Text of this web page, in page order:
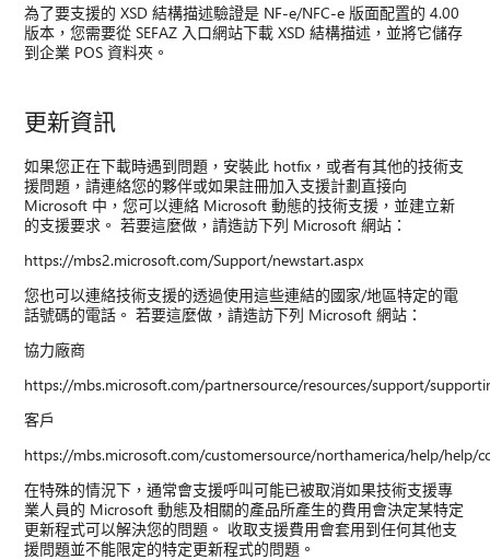
為了要支援的 XSD 結構描述驗證是 NF-e/NFC-e 版面配置的 4.00
版本，您需要從 SEFAZ 入口網站下載 XSD 結構描述，並將它儲存
到企業 POS 資料夾。
更新資訊
如果您正在下載時遇到問題，安裝此 hotfix，或者有其他的技術支
援問題，請連絡您的夥伴或如果註冊加入支援計劃直接向
Microsoft 中，您可以連絡 Microsoft 動態的技術支援，並建立新
的支援要求。 若要這麼做，請造訪下列 Microsoft 網站：
https://mbs2.microsoft.com/Support/newstart.aspx
您也可以連絡技術支援的透過使用這些連結的國家/地區特定的電
話號碼的電話。 若要這麼做，請造訪下列 Microsoft 網站：
協力廠商
https://mbs.microsoft.com/partnersource/resources/support/
客戶
https://mbs.microsoft.com/customersource/northamerica/help/help/
在特殊的情況下，通常會支援呼叫可能已被取消如果技術支援專
業人員的 Microsoft 動態及相關的產品所產生的費用會決定某特定
更新程式可以解決您的問題。 收取支援費用會套用到任何其他支
援問題並不能限定的特定更新程式的問題。